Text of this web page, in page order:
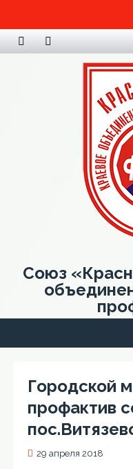
Союз
Городской
профактив
29 апреля 2018